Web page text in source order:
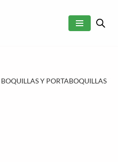
BOQUILLAS Y PORTABOQUILLAS